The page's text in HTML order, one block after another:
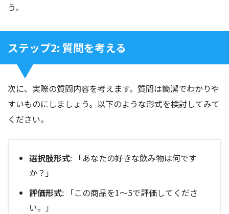
う。
ステップ2: 質問を考える
次に、実際の質問内容を考えます。質問は簡潔でわかりや
すいものにしましょう。以下のような形式を検討してみて
ください。
選択肢形式: 「あなたの好きな飲み物は何です
か？」
評価形式: 「この商品を1〜5で評価してくださ
い。」